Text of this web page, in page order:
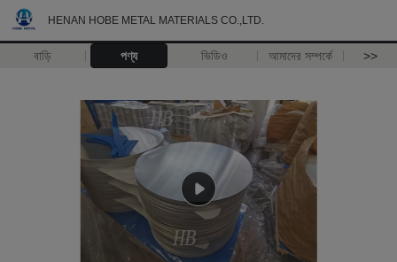
HENAN HOBE METAL MATERIALS CO.,LTD.
বাড়ি পণ্য ভিডিও আমাদের সম্পর্কে >>